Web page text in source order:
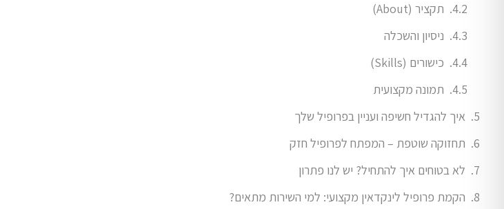
תקציר (About)
ניסיון והשכלה
כישורים (Skills)
תמונה מקצועית
איך להגדיל חשיפה ועניין בפרופיל שלך
תחזוקה שוטפת – המפתח לפרופיל חזק
לא בטוחים איך להתחיל? יש לנו פתרון
הקמת פרופיל לינקדאין מקצועי: למי השירות מתאים?